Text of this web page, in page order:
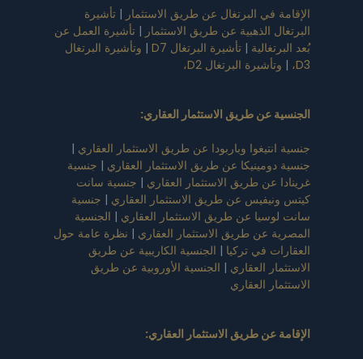
الإقامة في البرتغال عن طريق الاستثمار | تأشيرة
البرتغال الذهبية عن طريق الاستثمار | تأشيرة العمل عن
بُعد البرتغالية | تأشيرة البرتغال D7 | وتأشيرة البرتغال
D3، | وتأشيرة البرتغال D2،
الجنسية عن طريق الاستثمار العقاري:
جنسية انتيغوا وباربودا عن طريق الاستثمار العقاري |
جنسية دومينيكا عن طريق الاستثمار العقاري | جنسية
غرينادا عن طريق الاستثمار العقاري | جنسية سانت
كيتس ونيفيس عن طريق الاستثمار العقاري | جنسية
سانت لوسيا عن طريق الاستثمار العقاري | الجنسية
المصرية عن طريق الاستثمار العقاري | نظرة عامة حول
العقارات في تركيا | الجنسية الكاريبية عن طريق
الاستثمار العقاري | الجنسية الأوروبية عن طريق
الاستثمار العقاري
الإقامة عن طريق الاستثمار العقاري: